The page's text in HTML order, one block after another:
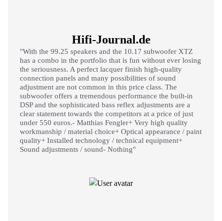
Hifi-Journal.de
"With the 99.25 speakers and the 10.17 subwoofer XTZ
has a combo in the portfolio that is fun without ever losing
the seriousness. A perfect lacquer finish high-quality
connection panels and many possibilities of sound
adjustment are not common in this price class. The
subwoofer offers a tremendous performance the built-in
DSP and the sophisticated bass reflex adjustments are a
clear statement towards the competitors at a price of just
under 550 euros.- Matthias Fengler+ Very high quality
workmanship / material choice+ Optical appearance / paint
quality+ Installed technology / technical equipment+
Sound adjustments / sound- Nothing"